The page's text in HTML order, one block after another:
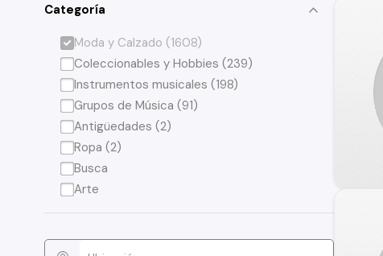
Categoría
Moda y Calzado (1608)
Coleccionables y Hobbies (239)
Instrumentos musicales (198)
Grupos de Música (91)
Antigüedades (2)
Ropa (2)
Busca
Arte